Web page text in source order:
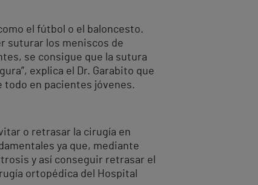
el fútbol o el baloncesto.
suturar los meniscos de
se consigue que la sutura
explica el Dr. Garabito que
todo en pacientes jóvenes.
o retrasar la cirugía en
ya que, mediante
y así conseguir retrasar el
ortopédica del Hospital